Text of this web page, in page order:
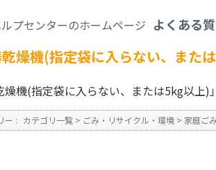
よくある
乾燥機(指定袋に入らない、ま
燥機(指定袋に入らない、または5kg以上
ー : カテゴリ一覧 > ごみ・リサイクル・環境 > 家庭ご